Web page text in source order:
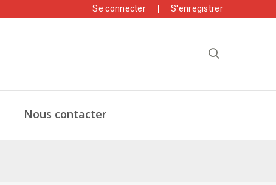
Se connecter S'enregistrer
Nous contacter